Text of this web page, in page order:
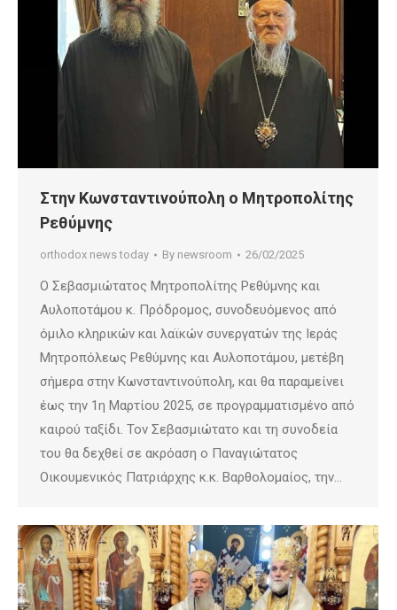
Στην Κωνσταντινούπολη ο Μητροπολίτης
Ρεθύμνης
orthodox news today By newsroom 26/02/2025
Ο Σεβασμιώτατος Μητροπολίτης Ρεθύμνης και
Αυλοποτάμου κ. Πρόδρομος, συνοδευόμενος από
όμιλο κληρικών και λαϊκών συνεργατών της Ιεράς
Μητροπόλεως Ρεθύμνης και Αυλοποτάμου, μετέβη
σήμερα στην Κωνσταντινούπολη, και θα παραμείνει
έως την 1η Μαρτίου 2025, σε προγραμματισμένο από
καιρού ταξίδι. Τον Σεβασμιώτατο και τη συνοδεία
του θα δεχθεί σε ακρόαση ο Παναγιώτατος
Οικουμενικός Πατριάρχης κ.κ. Βαρθολομαίος, την…